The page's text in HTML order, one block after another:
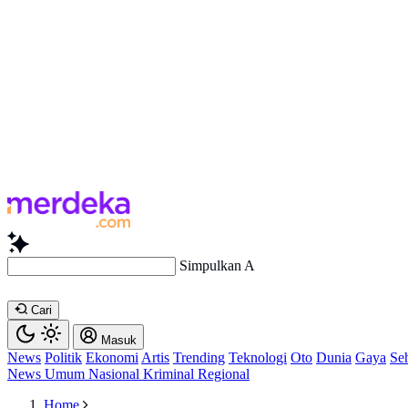
Simpulkan Artikel Ini...
Cari
Masuk
News Politik Ekonomi Artis Trending Teknologi Oto Dunia Gaya
News Umum Nasional Kriminal Regional
Home